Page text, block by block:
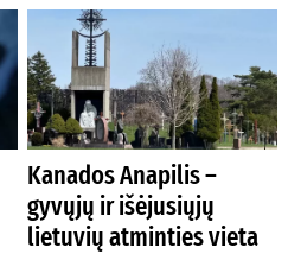
Kanados Anapilis –
gyvųjų ir išėjusiųjų
lietuvių atminties vieta